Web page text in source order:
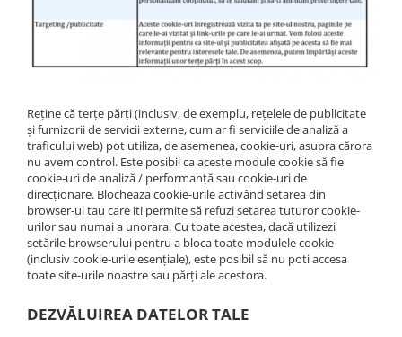
Reține că terțe părți (inclusiv, de exemplu, rețelele de publicitate
și furnizorii de servicii externe, cum ar fi serviciile de analiză a
traficului web) pot utiliza, de asemenea, cookie-uri, asupra cărora
nu avem control. Este posibil ca aceste module cookie să fie
cookie-uri de analiză / performanță sau cookie-uri de
direcționare. Blocheaza cookie-urile activând setarea din
browser-ul tau care iti permite să refuzi setarea tuturor cookie-
urilor sau numai a unorara. Cu toate acestea, dacă utilizezi
setările browserului pentru a bloca toate modulele cookie
(inclusiv cookie-urile esențiale), este posibil să nu poti accesa
toate site-urile noastre sau părți ale acestora.
DEZVĂLUIREA DATELOR TALE